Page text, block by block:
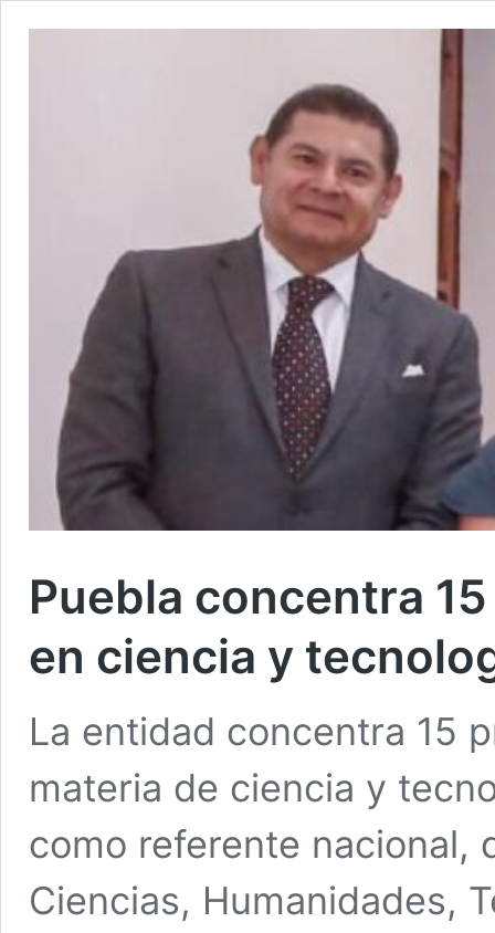
Puebla concentra
en ciencia y
La entidad concentra 15
materia de ciencia y
como referente nacional,
Ciencias, Humanidades,